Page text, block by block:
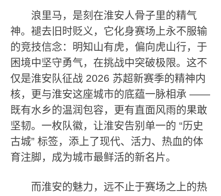
浪里马，是刻在淮安人骨子里的精气
神。褪去旧时贬义，它化身赛场上永不服输
的竞技信念：明知山有虎，偏向虎山行，于
困境中坚守勇气，在挑战中突破极限。这不
仅是淮安队征战 2026 苏超新赛季的精神内
核，更与淮安这座城市的底蕴一脉相承 ——
既有水乡的温润包容，更有直面风雨的果敢
坚韧。一枚队徽，让淮安告别单一的 “历史
古城” 标签，添上了现代、活力、热血的体
育注脚，成为城市最鲜活的新名片。
而淮安的魅力，远不止于赛场之上的热